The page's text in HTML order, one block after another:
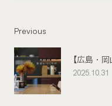
Previous
【広島・
2025.10.31